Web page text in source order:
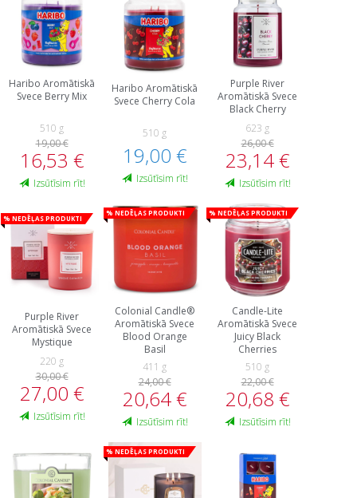
Haribo Aromātiskā
Svece Berry Mix
510 g
19,00 €
16,53 €
Izsūtīsim rīt!
Haribo Aromātiskā
Svece Cherry Cola
510 g
19,00 €
Izsūtīsim rīt!
Purple River
Aromātiskā Svece
Black Cherry
623 g
26,00 €
23,14 €
Izsūtīsim rīt!
% Nedēļas produkti
Purple River
Aromātiskā Svece
Mystique
220 g
30,00 €
27,00 €
Izsūtīsim rīt!
% Nedēļas produkti
Colonial Candle®
Aromātiskā Svece
Blood Orange
Basil
411 g
24,00 €
20,64 €
Izsūtīsim rīt!
% Nedēļas produkti
Candle-Lite
Aromātiskā Svece
Juicy Black
Cherries
510 g
22,00 €
20,68 €
Izsūtīsim rīt!
% Nedēļas produkti